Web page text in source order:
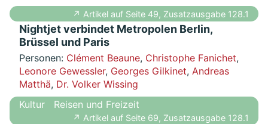
↗ Artikel auf Seite 49, Zusatzausgabe 128.1
Nightjet verbindet Metropolen Berlin,
Brüssel und Paris
Personen: Clément Beaune, Christophe Fanichet,
Leonore Gewessler, Georges Gilkinet, Andreas
Matthä, Dr. Volker Wissing
Kultur
Reisen und Freizeit
↗ Artikel auf Seite 69, Zusatzausgabe 128.1